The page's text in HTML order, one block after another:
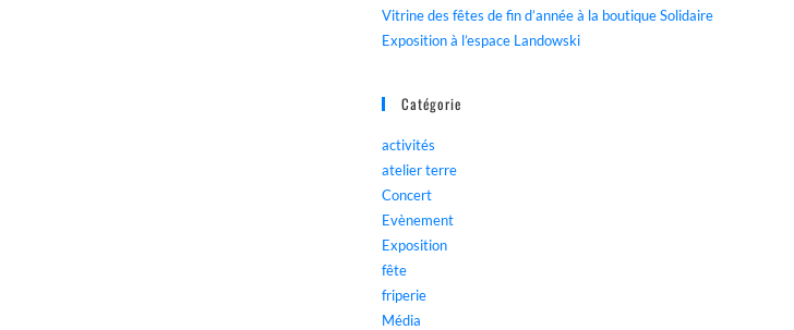
Vitrine des fêtes de fin d’année à la boutique Solidaire
Exposition à l’espace Landowski
Catégorie
activités
atelier terre
Concert
Evènement
Exposition
fête
friperie
Média